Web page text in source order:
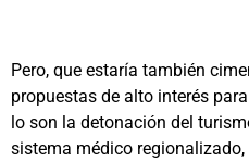
Pero, que estaría también
propuestas de alto interés
lo son la detonación del
sistema médico